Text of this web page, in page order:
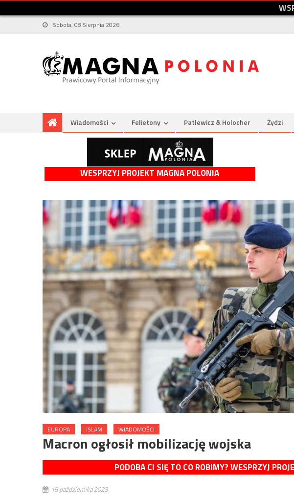
WS
Sobota, 08 Sierpnia 2026
Wiadomości Felietony Patlewicz & Holocher Żydzi
WESPRZYJ PROJEKT MAGNA POLONIA
EUROPA ISLAM WIADOMOŚCI
Macron ogłosił mobilizację wojska
PODOBA CI SIĘ TO CO ROBIMY? WESPRZYJ
15 października 2023